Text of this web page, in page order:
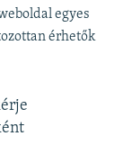
egyes
érhetők